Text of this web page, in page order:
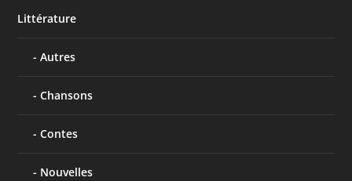
Littérature
Autres
Chansons
Contes
Nouvelles